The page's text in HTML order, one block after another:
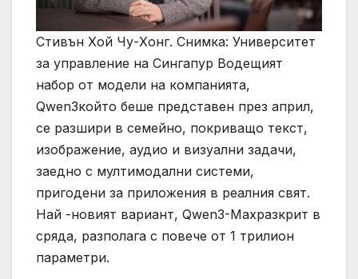
Стивън Хой Чу-Хонг. Снимка: Университет
за управление на Сингапур Водещият
набор от модели на компанията,
Qwen3който беше представен през април,
се разшири в семейно, покриващо текст,
изображение, аудио и визуални задачи,
заедно с мултимодални системи,
пригодени за приложения в реалния свят.
Най -новият вариант, Qwen3-Maxразкрит в
сряда, разполага с повече от 1 трилион
параметри.